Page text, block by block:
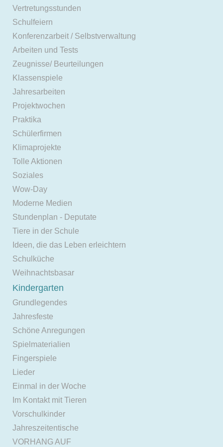
Vertretungsstunden
Schulfeiern
Konferenzarbeit / Selbstverwaltung
Arbeiten und Tests
Zeugnisse/ Beurteilungen
Klassenspiele
Jahresarbeiten
Projektwochen
Praktika
Schülerfirmen
Klimaprojekte
Tolle Aktionen
Soziales
Wow-Day
Moderne Medien
Stundenplan - Deputate
Tiere in der Schule
Ideen, die das Leben erleichtern
Schulküche
Weihnachtsbasar
Kindergarten
Grundlegendes
Jahresfeste
Schöne Anregungen
Spielmaterialien
Fingerspiele
Lieder
Einmal in der Woche
Im Kontakt mit Tieren
Vorschulkinder
Jahreszeitentische
VORHANG AUF